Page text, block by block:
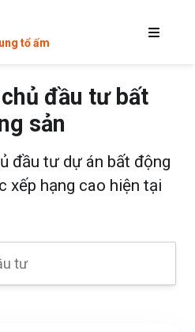
tổ ấm
đầu tư bất
sản
đầu tư dự án bất động
xếp hạng cao hiện tại